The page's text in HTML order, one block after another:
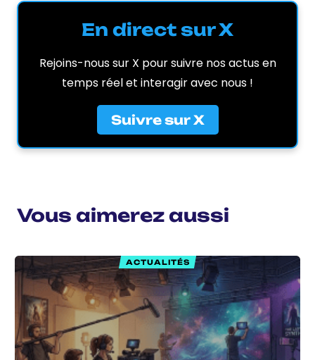
En direct sur X
Rejoins-nous sur X pour suivre nos actus en
temps réel et interagir avec nous !
Suivre sur X
Vous aimerez aussi
ACTUALITÉS